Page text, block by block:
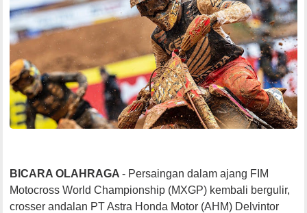
BICARA OLAHRAGA- Persaingan dalam ajang FIM
Motocross World Championship (MXGP) kembali bergulir,
crosser andalan PT Astra Honda Motor (AHM) Delvintor